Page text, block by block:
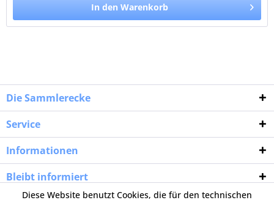
In den Warenkorb
Die Sammlerecke
Service
Informationen
Bleibt informiert
Diese Website benutzt Cookies, die für den technischen